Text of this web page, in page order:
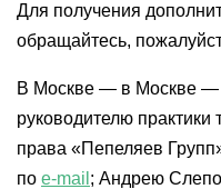
Для получения
обращайтесь,
В Москве — в Москве —
руководителю практики
права «Пепеляев
по e-mail ; Андрею